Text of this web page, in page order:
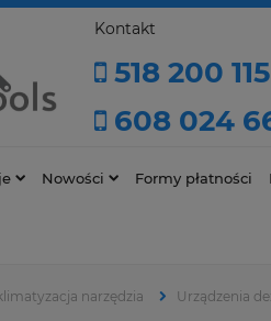
Kontakt
518 200 115
608 024
Nowości Formy płatności
narzędzia Urządzenia